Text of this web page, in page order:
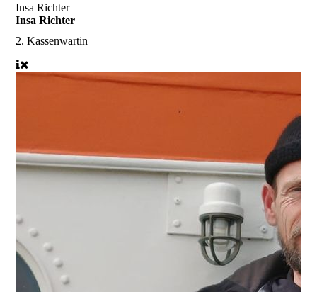
Insa Richter
Insa Richter
2. Kassenwartin